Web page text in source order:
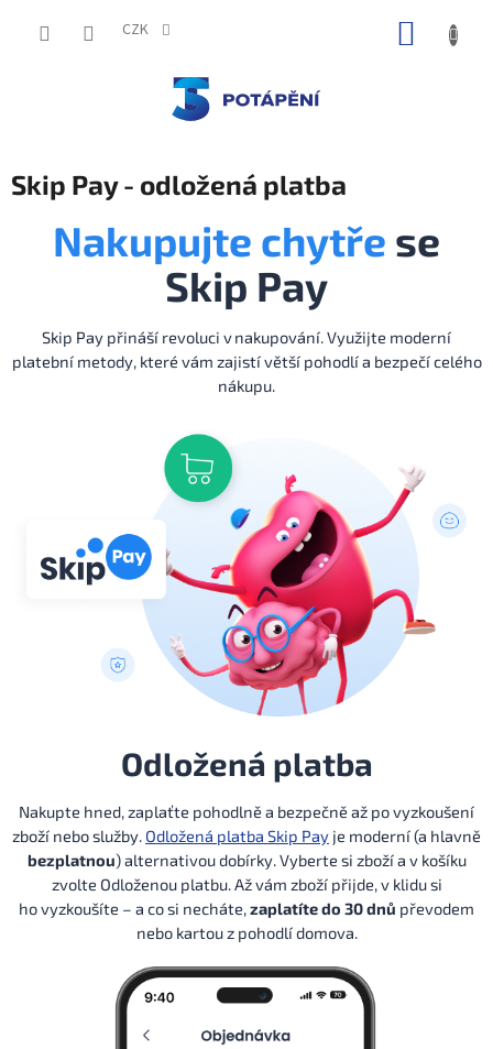
CZK
Skip Pay - odložená platba
Nakupujte chytře se
Skip Pay
Skip Pay přináší revoluci v nakupování. Využijte moderní
platební metody, které vám zajistí větší pohodlí a bezpečí celého
nákupu.
Odložená platba
Nakupte hned, zaplaťte pohodlně a bezpečně až po vyzkoušení
zboží nebo služby. Odložená platba Skip Pay je moderní (a hlavně
bezplatnou) alternativou dobírky. Vyberte si zboží a v košíku
zvolte Odloženou platbu. Až vám zboží přijde, v klidu si
ho vyzkoušíte – a co si necháte,zaplatíte do 30 dnů převodem
nebo kartou z pohodlí domova.